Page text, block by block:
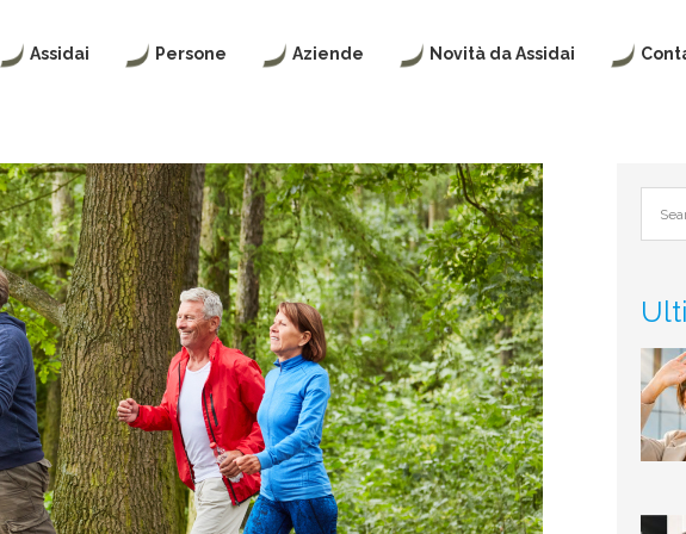
Assidai
ORGANI
SOCIALI
I
NOSTRI
VALORI
FISCALITÀ
STATUTO
REGOLAMENTO
CERTIFICAZIONI
Persone
ASSISTENZA
SANITARIA
INTEGRATIVA
PER
LE
PERSONE
CHI
PUÒ
ISCRIVERSI
PIANI
SANITARI
ISCRIVITI
ACCESSO
AI
SERVIZI
E
Aziende
LE
AZIENDE
PIANI
SANITARI
POLIZZE
VITA,
INFORTUNI
E
INVALIDITÀ
ISCRIVITI
ACCESSO
AI
SERVIZI
Novità da Assidai
WELFARE
24